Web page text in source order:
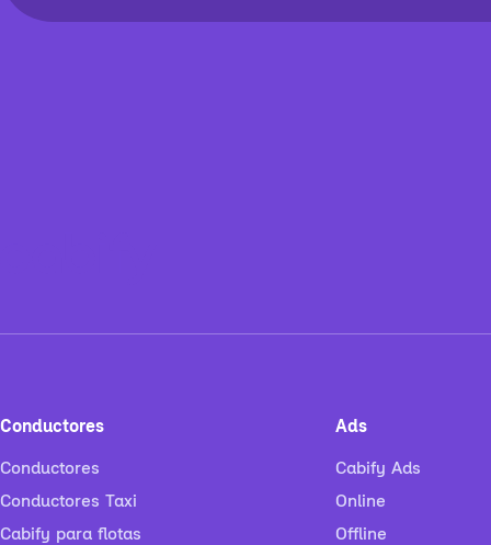
Conductores
Conductores
Conductores Taxi
Cabify para flotas
Ads
Cabify Ads
Online
Offline